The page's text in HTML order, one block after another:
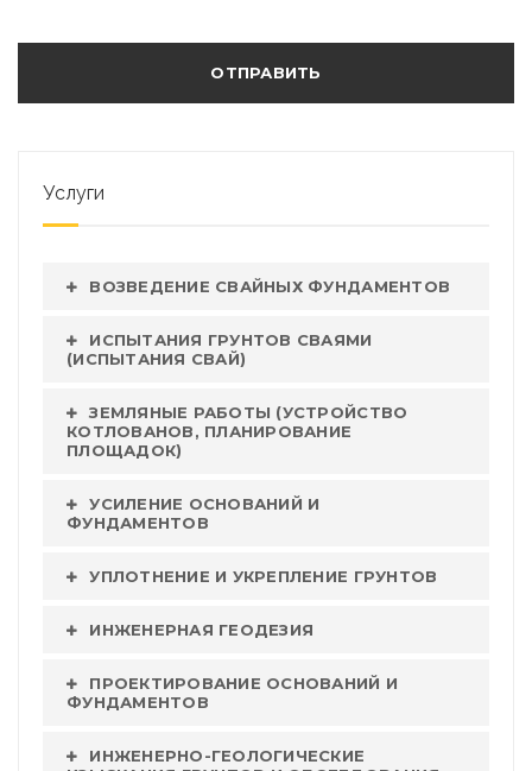
Услуги
ВОЗВЕДЕНИЕ СВАЙНЫХ ФУНДАМЕНТОВ
ИСПЫТАНИЯ ГРУНТОВ СВАЯМИ
(ИСПЫТАНИЯ СВАЙ)
ЗЕМЛЯНЫЕ РАБОТЫ (УСТРОЙСТВО
КОТЛОВАНОВ, ПЛАНИРОВАНИЕ
ПЛОЩАДОК)
УСИЛЕНИЕ ОСНОВАНИЙ И
ФУНДАМЕНТОВ
УПЛОТНЕНИЕ И УКРЕПЛЕНИЕ ГРУНТОВ
ИНЖЕНЕРНАЯ ГЕОДЕЗИЯ
ПРОЕКТИРОВАНИЕ ОСНОВАНИЙ И
ФУНДАМЕНТОВ
ИНЖЕНЕРНО-ГЕОЛОГИЧЕСКИЕ